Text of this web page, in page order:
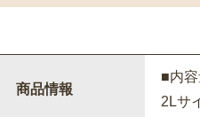
商品情報
■内
2Lサ